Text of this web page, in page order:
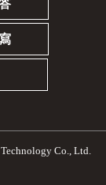
Co., Ltd.